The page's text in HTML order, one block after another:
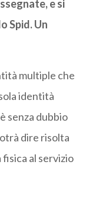
e si
Spid. Un
multiple che
identità
senza dubbio
dire risolta
fisica al servizio